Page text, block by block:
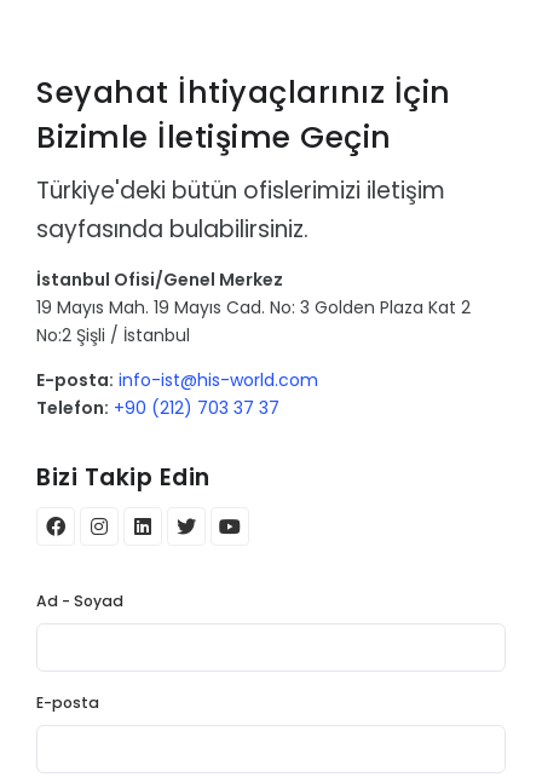
Seyahat İhtiyaçlarınız İçin
Bizimle İletişime Geçin
Türkiye'deki bütün ofislerimizi iletişim
sayfasında bulabilirsiniz.
İstanbul Ofisi/Genel Merkez
19 Mayıs Mah. 19 Mayıs Cad. No: 3 Golden Plaza Kat 2
No:2 Şişli / İstanbul
E-posta: info-ist@his-world.com
Telefon: +90 (212) 703 37 37
Bizi Takip Edin
Ad - Soyad
E-posta